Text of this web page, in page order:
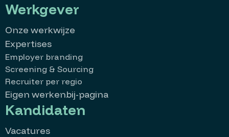
Werkgever
Onze werkwijze
Expertises
Employer branding
Screening & Sourcing
Recruiter per regio
Eigen werkenbij-pagina
Kandidaten
Vacatures